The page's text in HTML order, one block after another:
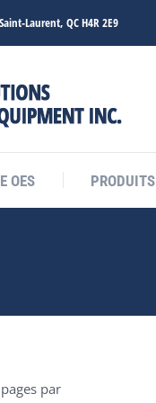
Laurent, QC H4R 2E9
OES PRODUITS
par
OES PRODUITS